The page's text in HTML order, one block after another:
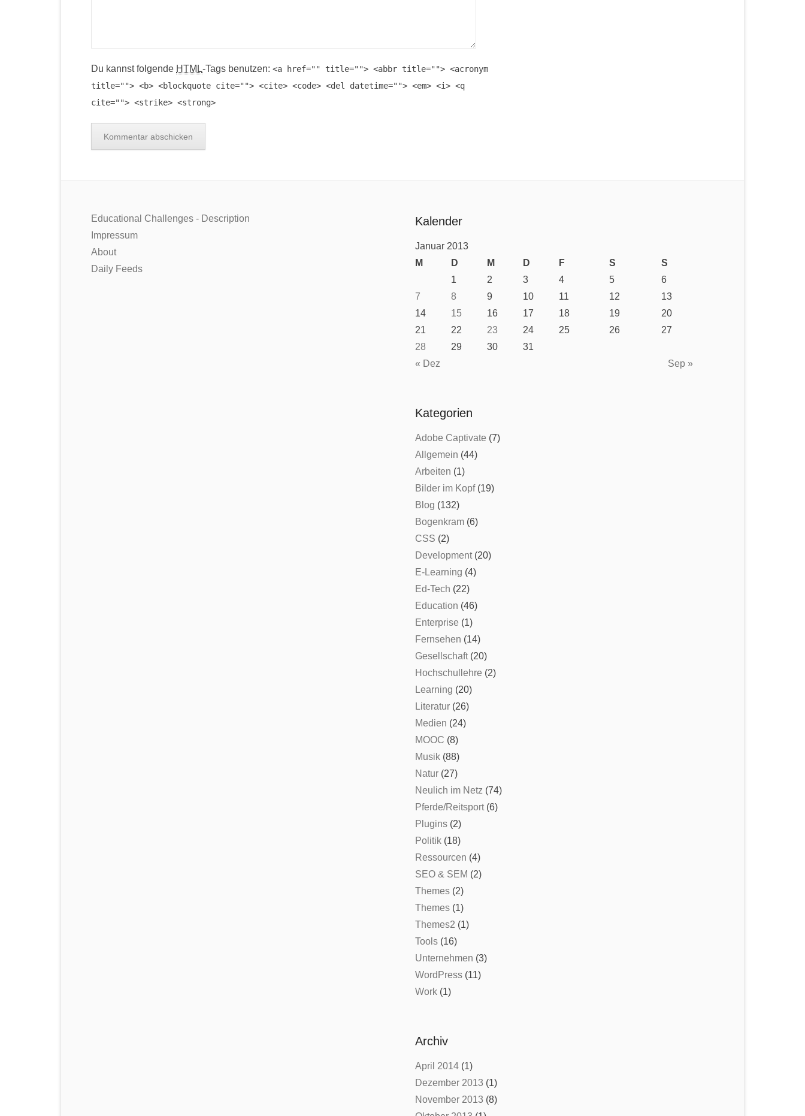
Du kannst folgende HTML-Tags benutzen: <a href="" title=""> <abbr title=""> <acronym
title=""> <b> <blockquote cite=""> <cite> <code> <del datetime=""> <em> <i> <q
cite=""> <strike> <strong>
Educational Challenges - Description
Impressum
About
Daily Feeds
Kalender
Januar 2013
M
D M D F S S
« Dez Sep »
1 2 3 4 5
6
7
8 9 10 11 12
13
14
15 16 17 18 19
20
21
22 23 24 25 26
27
28
29 30 31
Kategorien
Adobe Captivate (7)
Allgemein (44)
Arbeiten (1)
Bilder im Kopf(19)
Blog (132)
Bogenkram(6)
CSS (2)
Development(20)
E-Learning (4)
Ed-Tech (22)
Education (46)
Enterprise (1)
Fernsehen (14)
Gesellschaft(20)
Hochschullehre (2)
Learning (20)
Literatur(26)
Medien (24)
MOOC (8)
Musik(88)
Natur(27)
Neulich im Netz (74)
Pferde/Reitsport(6)
Plugins(2)
Politik(18)
Ressourcen (4)
SEO & SEM (2)
Themes(2)
Themes(1)
Themes2 (1)
Tools(16)
Unternehmen (3)
WordPress(11)
Work(1)
Archiv
April 2014(1)
Dezember 2013 (1)
November 2013 (8)